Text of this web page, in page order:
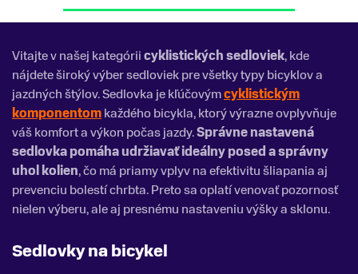
Vitajte v našej kategóriicyklistických sedloviek, kde
nájdete široký výber sedloviek pre všetky typy bicyklov a
jazdných štýlov. Sedlovka je kľúčovýmcyklistickým
komponentomkaždého bicykla, ktorý výrazne ovplyvňuje
váš komfort a výkon počas jazdy.Správne nastavená
sedlovkapomáha udržiavať ideálny posed a správny
uhol kolien, čo má priamy vplyv na efektivitu šliapania aj
prevenciu bolestí chrbta. Preto sa oplatí venovať pozornosť
nielen výberu, ale aj presnému nastaveniu výšky a sklonu.
Sedlovky na bicykel